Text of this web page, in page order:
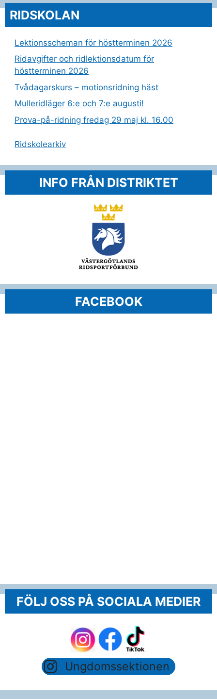
RIDSKOLAN
Lektionsscheman för höstterminen 2026
Ridavgifter och ridlektionsdatum för
höstterminen 2026
Tvådagarskurs – motionsridning häst
Mulleridläger 6:e och 7:e augusti!
Prova-på-ridning fredag 29 maj kl. 16.00
Ridskolearkiv
INFO FRÅN DISTRIKTET
FACEBOOK
FÖLJ OSS PÅ SOCIALA MEDIER
Ungdomssektionen